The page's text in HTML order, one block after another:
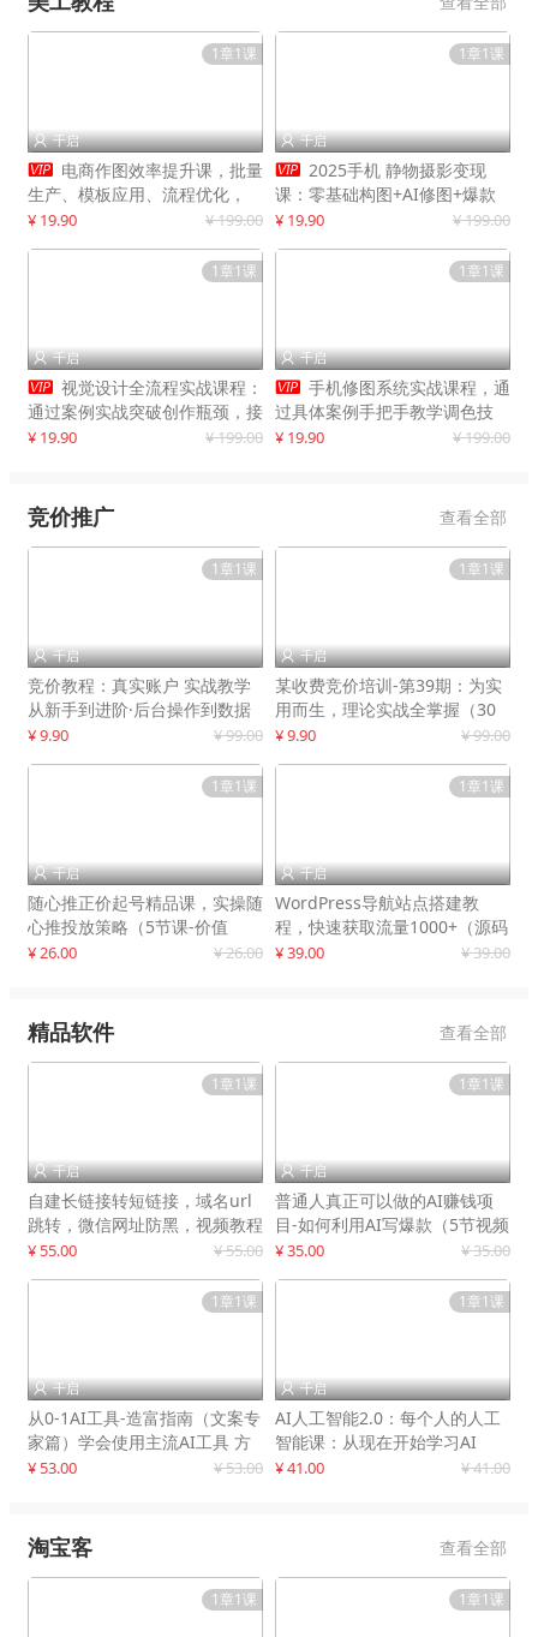
1章1课
 千启
 电商作图效率提升课，批量
生产、模板应用、流程优化，
20+细分品类实操案例，月赚3
¥ 19.90 ¥ 199.00
1章1课
 千启
 2025手机 静物摄影变现
课：零基础构图+AI修图+爆款
创作
¥ 19.90 ¥ 199.00
1章1课
 千启
 视觉设计全流程实战课程：
通过案例实战突破创作瓶颈，接
单月入20000+
¥ 19.90 ¥ 199.00
1章1课
 千启
 手机修图系统实战课程，通
过具体案例手把手教学调色技
巧，实现副业变现
¥ 19.90 ¥ 199.00
竞价推广 查看全部
1章1课
 千启
竞价教程：真实账户 实战教学
从新手到进阶·后台操作到数据
优化
¥ 9.90 ¥ 99.00
1章1课
 千启
某收费竞价培训-第39期：为实
用而生，理论实战全掌握（30
节课）
¥ 9.90 ¥ 99.00
1章1课
 千启
随心推正价起号精品课，实操随
心推投放策略（5节课-价值
298）
¥ 26.00 ¥ 26.00
1章1课
 千启
WordPress导航站点搭建教
程，快速获取流量1000+（源码
+教程）
¥ 39.00 ¥ 39.00
精品软件 查看全部
1章1课
 千启
自建长链接转短链接，域名url
跳转，微信网址防黑，视频教程
手把手教你
¥ 55.00 ¥ 55.00
1章1课
 千启
普通人真正可以做的AI赚钱项
目-如何利用AI写爆款（5节视频
课）
¥ 35.00 ¥ 35.00
1章1课
 千启
从0-1AI工具-造富指南（文案专
家篇）学会使用主流AI工具 方
法和心法的融合
¥ 53.00 ¥ 53.00
1章1课
 千启
AI人工智能2.0：每个人的人工
智能课：从现在开始学习AI
¥ 41.00 ¥ 41.00
淘宝客 查看全部
1章1课 1章1课